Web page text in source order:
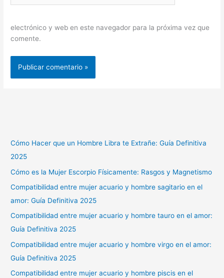
electrónico y web en este navegador para la próxima vez que
comente.
Cómo Hacer que un Hombre Libra te Extrañe: Guía Definitiva
2025
Cómo es la Mujer Escorpio Físicamente: Rasgos y Magnetismo
Compatibilidad entre mujer acuario y hombre sagitario en el
amor: Guía Definitiva 2025
Compatibilidad entre mujer acuario y hombre tauro en el amor:
Guía Definitiva 2025
Compatibilidad entre mujer acuario y hombre virgo en el amor:
Guía Definitiva 2025
Compatibilidad entre mujer acuario y hombre piscis en el